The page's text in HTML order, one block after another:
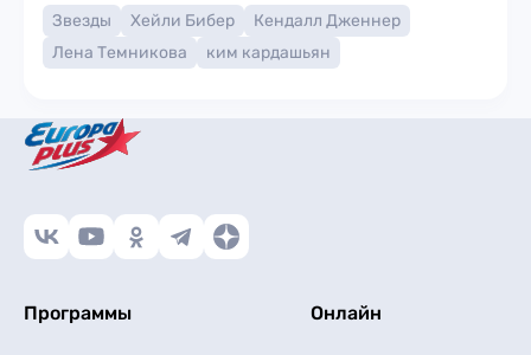
Звезды Хейли Бибер
Кендалл Дженнер
Лена Темникова
ким кардашьян
Программы Онлайн